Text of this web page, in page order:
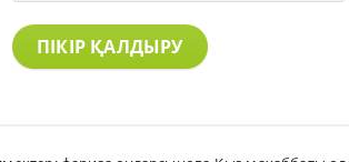
ПІКІР ҚАЛДЫРУ